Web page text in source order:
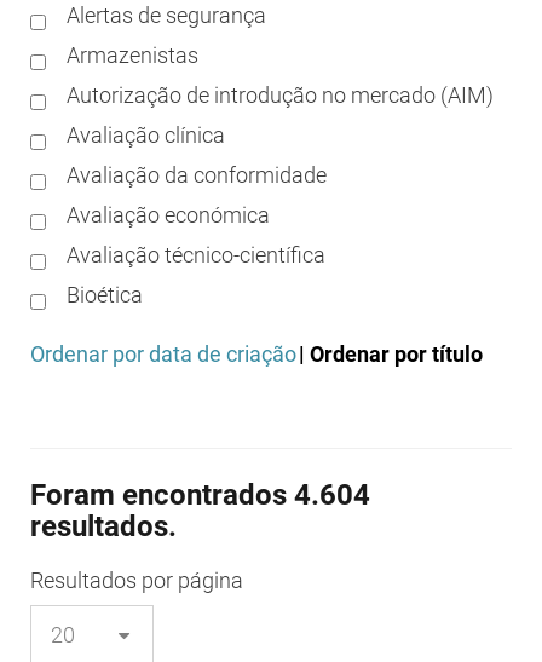
Alertas de segurança
Armazenistas
Autorização de introdução no mercado (AIM)
Avaliação clínica
Avaliação da conformidade
Avaliação económica
Avaliação técnico-científica
Bioética
Boas práticas de distribuição
Boas práticas de investigação
Boas práticas de laboratório
Boas práticas regulamentares
Certificação
Ordenar por data de criação| Ordenar por título
Foram encontrados 4.604
resultados.
Resultados por página